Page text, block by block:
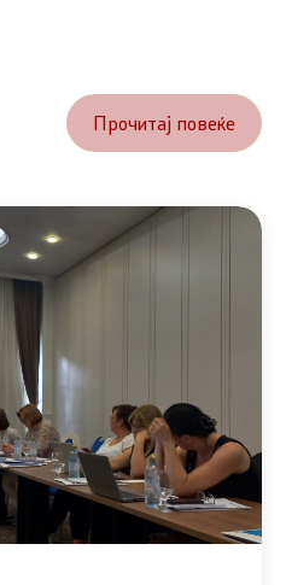
Прочитај повеќе